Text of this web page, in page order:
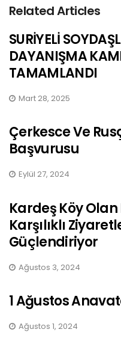
Related Articles
SURİYELİ
DAYANIŞMA
TAMAMLANDI
Mart 28, 2025
Çerkesce Ve
Başvurusu
Eylül 27, 2024
Kardeş Köy Olan
Karşılıklı
Güçlendiriyor
Ağustos 3, 2024
1 Ağustos
Ağustos 1, 2024